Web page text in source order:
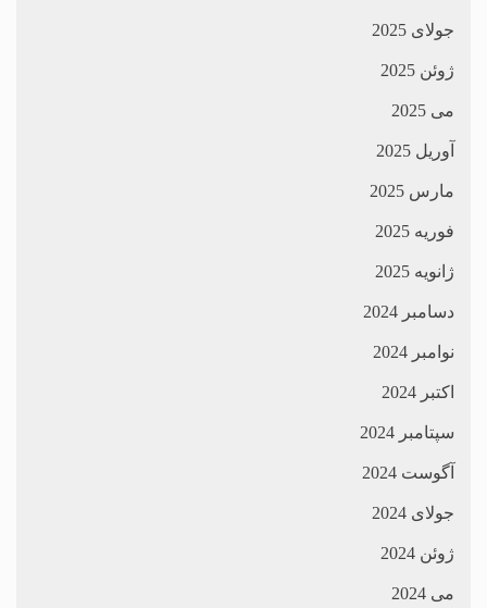
جولای 2025
ژوئن 2025
می 2025
آوریل 2025
مارس 2025
فوریه 2025
ژانویه 2025
دسامبر 2024
نوامبر 2024
اکتبر 2024
سپتامبر 2024
آگوست 2024
جولای 2024
ژوئن 2024
می 2024